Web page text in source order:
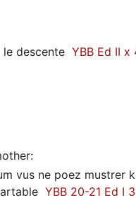
descente YBB Ed II x
:
vus ne poez mustrer
YBB 20-21 Ed I